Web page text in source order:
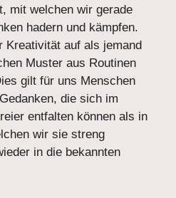
mit welchen wir gerade
hadern und kämpfen.
auf als jemand
Muster aus Routinen
gilt für uns Menschen
die sich im
entfalten können als in
wir sie streng
in die bekannten